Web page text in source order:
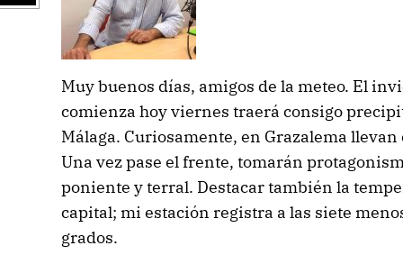
Muy buenos días, amigos de la meteo. El
comienza hoy viernes traerá consigo
Málaga. Curiosamente, en Grazalema
Una vez pase el frente, tomarán
poniente y terral. Destacar también la
capital; mi estación registra a las siete
grados.